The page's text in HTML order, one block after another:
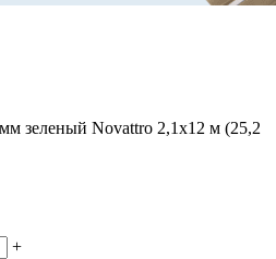
зеленый Novattro 2,1х12 м (25,2
+